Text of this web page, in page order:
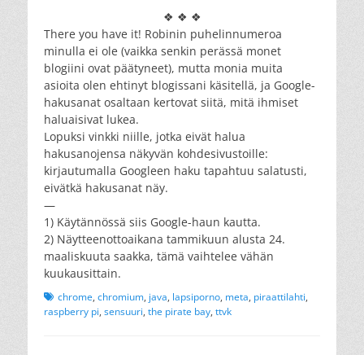
❖ ❖ ❖
There you have it! Robinin puhelinnumeroa
minulla ei ole (vaikka senkin perässä monet
blogiini ovat päätyneet), mutta monia muita
asioita olen ehtinyt blogissani käsitellä, ja Google-
hakusanat osaltaan kertovat siitä, mitä ihmiset
haluaisivat lukea.
Lopuksi vinkki niille, jotka eivät halua
hakusanojensa näkyvän kohdesivustoille:
kirjautumalla Googleen haku tapahtuu salatusti,
eivätkä hakusanat näy.
—
1) Käytännössä siis Google-haun kautta.
2) Näytteenottoaikana tammikuun alusta 24.
maaliskuuta saakka, tämä vaihtelee vähän
kuukausittain.
Tagschrome, chromium, java, lapsiporno, meta, piraattilahti,
raspberry pi, sensuuri, the pirate bay, ttvk